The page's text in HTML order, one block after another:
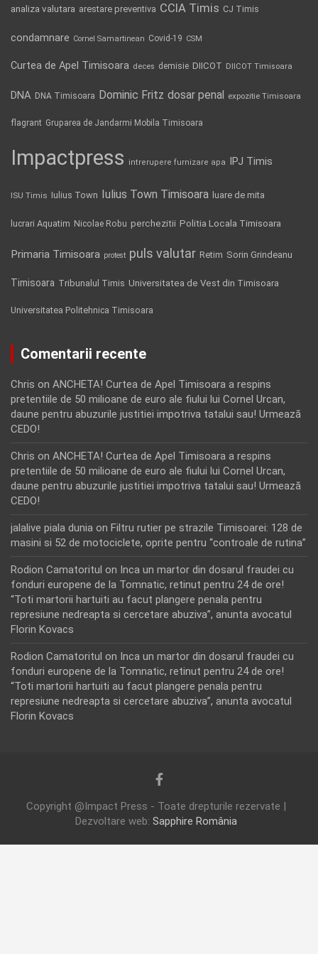
analiza valutara arestare preventiva CCIA Timis CJ Timis
condamnare Cornel Samartinean Covid-19 CSM
Curtea de Apel Timisoara deces demisie DIICOT DIICOT Timisoara
DNA DNA Timisoara Dominic Fritz dosar penal expozitie Timisoara
flagrant Gruparea de Jandarmi Mobila Timisoara
Impactpress intrerupere furnizare apa IPJ Timis
ISU Timis Iulius Town Iulius Town Timisoara luare de mita
lucrari Aquatim Nicolae Robu perchezitii Politia Locala Timisoara
Primaria Timisoara protest puls valutar Retim Sorin Grindeanu
Timisoara Tribunalul Timis Universitatea de Vest din Timisoara
Universitatea Politehnica Timisoara
Comentarii recente
Chris on ANCHETA! Curtea de Apel Timisoara a respins
pretentiile de 50 milioane de euro ale fiului lui Cornel Urcan,
daune pentru abuzurile justitiei impotriva tatalui sau! Urmează
CEDO!
Chris on ANCHETA! Curtea de Apel Timisoara a respins
pretentiile de 50 milioane de euro ale fiului lui Cornel Urcan,
daune pentru abuzurile justitiei impotriva tatalui sau! Urmează
CEDO!
jalalive piala dunia on Filtru rutier pe strazile Timisoarei: 128 de
masini si 52 de motociclete, oprite pentru “controale de rutina”
Rodion Camatoritul on Inca un martor din dosarul fraudei cu
fonduri europene de la Tomnatic, retinut pentru 24 de ore!
“Toti martorii hartuiti au facut plangere penala pentru
represiune nedreapta si cercetare abuziva”, anunta avocatul
Florin Kovacs
Rodion Camatoritul on Inca un martor din dosarul fraudei cu
fonduri europene de la Tomnatic, retinut pentru 24 de ore!
“Toti martorii hartuiti au facut plangere penala pentru
represiune nedreapta si cercetare abuziva”, anunta avocatul
Florin Kovacs
Copyright @Impact Press - Toate drepturile rezervate |
Dezvoltare web: Sapphire România